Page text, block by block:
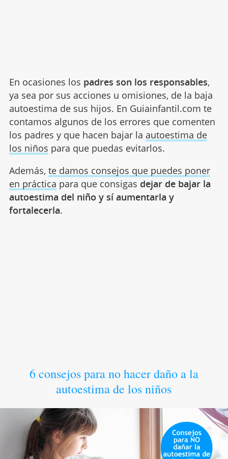
En ocasiones los padres son los responsables,
ya sea por sus acciones u omisiones, de la baja
autoestima de sus hijos. En Guiainfantil.com te
contamos algunos de los errores que comenten
los padres y que hacen bajar la autoestima de
los niños para que puedas evitarlos.
Además, te damos consejos que puedes poner
en práctica para que consigas dejar de bajar la
autoestima del niño y sí aumentarla y
fortalecerla.
6 consejos para no hacer daño a la
autoestima de los niños